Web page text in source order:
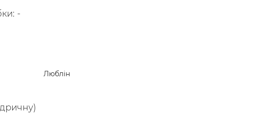
-
Люблін